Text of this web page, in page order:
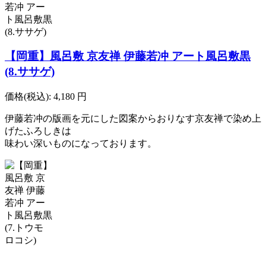
【岡重】風呂敷 京友禅 伊藤若冲 アート風呂敷黒
(8.ササゲ)
価格(税込): 4,180 円
伊藤若冲の版画を元にした図案からおりなす京友禅で染め上
げたふろしきは
味わい深いものになっております。